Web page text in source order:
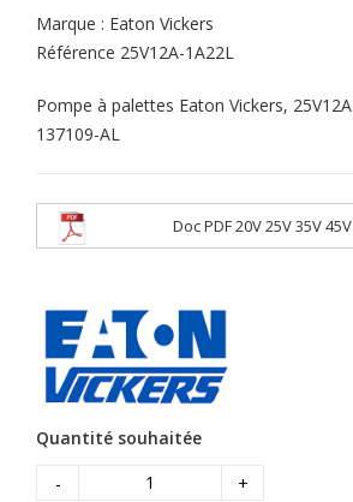
Marque : Eaton Vickers
Référence 25V12A-1A22L
Pompe à palettes Eaton Vickers,
137109-AL
Doc PDF 20V 25V 35V
Quantité souhaitée
-
+